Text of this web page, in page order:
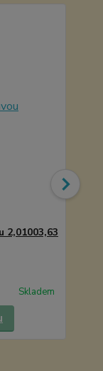
2,01003,63
Skladem